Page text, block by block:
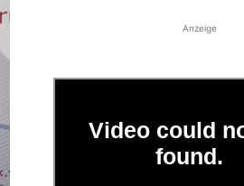
Anzeige